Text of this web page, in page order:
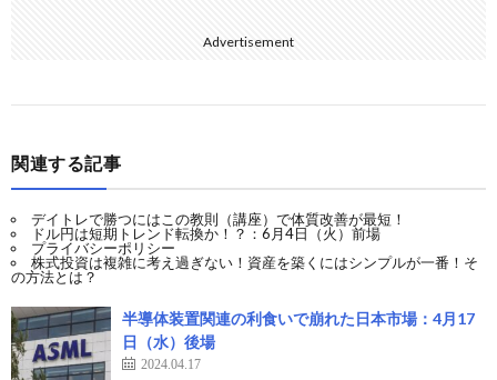
Advertisement
関連する記事
デイトレで勝つにはこの教則（講座）で体質改善が最短！
ドル円は短期トレンド転換か！？：6月4日（火）前場
プライバシーポリシー
株式投資は複雑に考え過ぎない！資産を築くにはシンプルが一番！そ
の方法とは？
半導体装置関連の利食いで崩れた日本市場：4月17
日（水）後場
2024.04.17